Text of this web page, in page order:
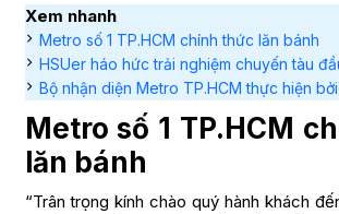
Xem nhanh
Metro số 1 TP.HCM chính thức lăn bánh
HSUer háo hức trải nghiệm chuyến tàu
Bộ nhận diện Metro TP.HCM thực hiện
Metro số 1 TP.HCM
lăn bánh
“Trân trọng kính chào quý hành khách